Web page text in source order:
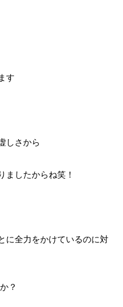
す
しさから
ましたからね笑！
に全力をかけているのに対
？